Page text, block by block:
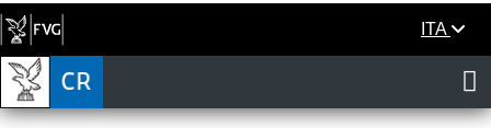
ITA